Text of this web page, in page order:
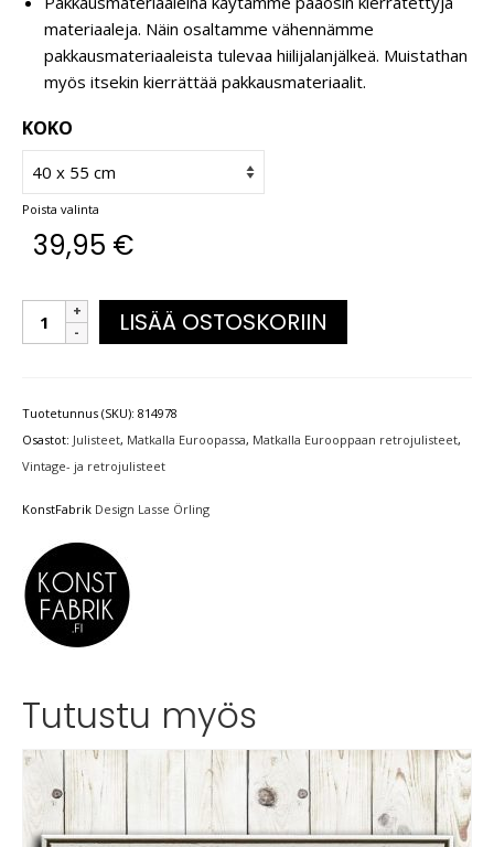
materiaaleja. Näin osaltamme vähennämme
pakkausmateriaaleista tulevaa hiilijalanjälkeä. Muistathan
myös itsekin kierrättää pakkausmateriaalit.
KOKO
Poista valinta
39,95 €
LISÄÄ OSTOSKORIIN
Tuotetunnus (SKU): 814978
Osastot: Julisteet, Matkalla Euroopassa, Matkalla Eurooppaan retrojulisteet,
Vintage- ja retrojulisteet
KonstFabrik Design Lasse Örling
Tutustu myös